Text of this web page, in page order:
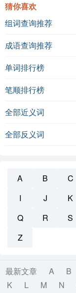
猜你喜欢
组词查询推荐
成语查询推荐
单词排行榜
笔顺排行榜
全部近义词
全部反义词
A B C
I
J K
Q
R S
Z
最新文章 A B
K
L M N